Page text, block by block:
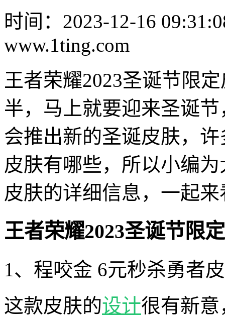
时间：2023-12-16
www.1ting.com
王者荣耀2023圣诞节限
半，马上就要迎来圣诞
会推出新的圣诞皮肤，
皮肤有哪些，所以小编
皮肤的详细信息，一起
王者荣耀2023圣诞节限
1、程咬金 6元秒杀勇者
这款皮肤的设计很有新